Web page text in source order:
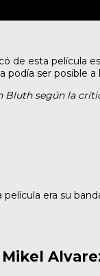
de esta película
podía ser posible
Bluth según la
era su